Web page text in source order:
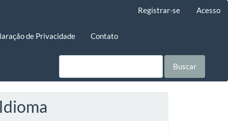
Registrar-se Acesso
de Privacidade Contato
Buscar
Idioma